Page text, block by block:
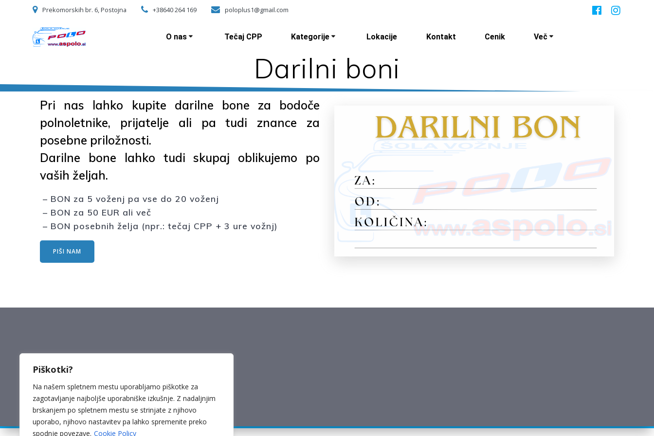
Piškotki?
Na našem spletnem mestu uporabljamo piškotke za
zagotavljanje najboljše uporabniške izkušnje. Z nadaljnjim
brskanjem po spletnem mestu se strinjate z njihovo
uporabo, njihovo nastavitev pa lahko spremenite preko
spodnje povezave. Cookie Policy
Prekomorskih br. 6, Postojna +38640 264 169 poloplus1@gmail.com
O nas Tečaj CPP Kategorije Lokacije Kontakt Cenik Več
Darilni boni
Pri nas lahko kupite darilne bone za bodoče
polnoletnike, prijatelje ali pa tudi znance za
posebne priložnosti.
Darilne bone lahko tudi skupaj oblikujemo po
vaših željah.
– BON za 5 voženj pa vse do 20 voženj
– BON za 50 EUR ali več
– BON posebnih želja (npr.: tečaj CPP + 3 ure vožnj)
PIŠI NAM